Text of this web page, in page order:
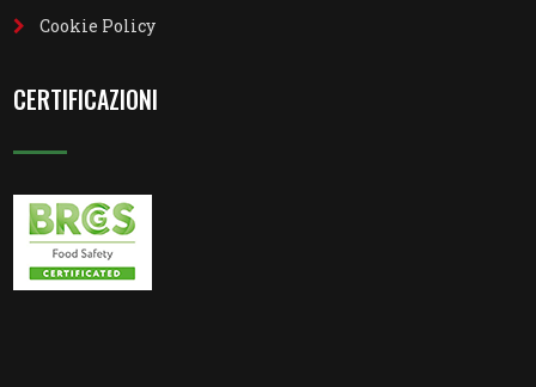
Cookie Policy
CERTIFICAZIONI